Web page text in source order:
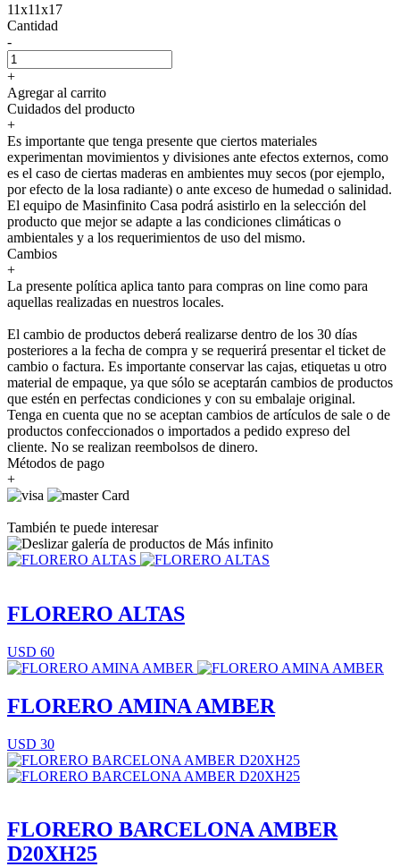
11x11x17
Cantidad
-
+
Agregar al carrito
Cuidados del producto
+
Es importante que tenga presente que ciertos materiales
experimentan movimientos y divisiones ante efectos externos, como
es el caso de ciertas maderas en ambientes muy secos (por ejemplo,
por efecto de la losa radiante) o ante exceso de humedad o salinidad.
El equipo de Masinfinito Casa podrá asistirlo en la selección del
producto que mejor se adapte a las condiciones climáticas o
ambientales y a los requerimientos de uso del mismo.
Cambios
+
La presente política aplica tanto para compras on line como para
aquellas realizadas en nuestros locales.
El cambio de productos deberá realizarse dentro de los 30 días
posteriores a la fecha de compra y se requerirá presentar el ticket de
cambio o factura. Es importante conservar las cajas, etiquetas u otro
material de empaque, ya que sólo se aceptarán cambios de productos
que estén en perfectas condiciones y con su embalaje original.
Tenga en cuenta que no se aceptan cambios de artículos de sale o de
productos confeccionados o importados a pedido expreso del
cliente. No se realizan reembolsos de dinero.
Métodos de pago
+
También te puede interesar
FLORERO ALTAS
USD 60
FLORERO AMINA AMBER
USD 30
FLORERO BARCELONA AMBER
D20XH25